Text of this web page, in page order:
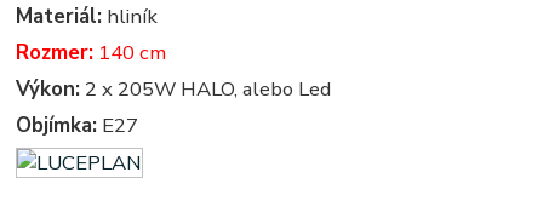
Materiál: hliník
Rozmer: 140 cm
Výkon: 2 x 205W HALO, alebo Led
Objímka: E27